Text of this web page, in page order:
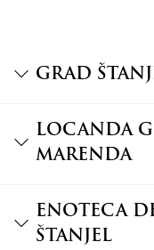
GRAD
LOCANDA
MARENDA
ENOTECA
ŠTANJEL